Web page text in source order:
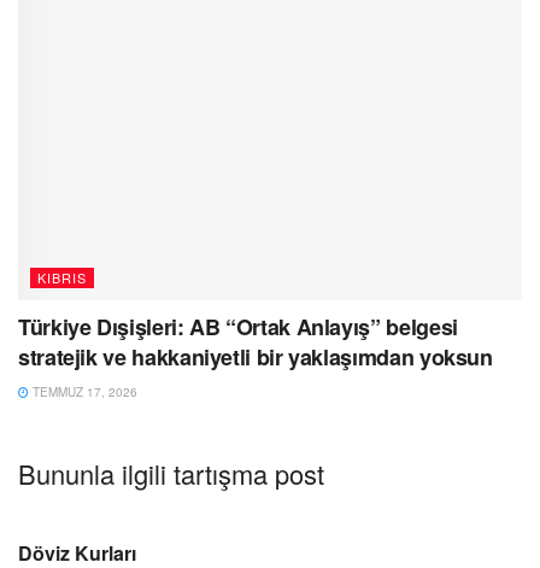
KIBRIS
Türkiye Dışişleri: AB “Ortak Anlayış” belgesi
stratejik ve hakkaniyetli bir yaklaşımdan yoksun
TEMMUZ 17, 2026
Bununla ilgili tartışma post
Döviz Kurları